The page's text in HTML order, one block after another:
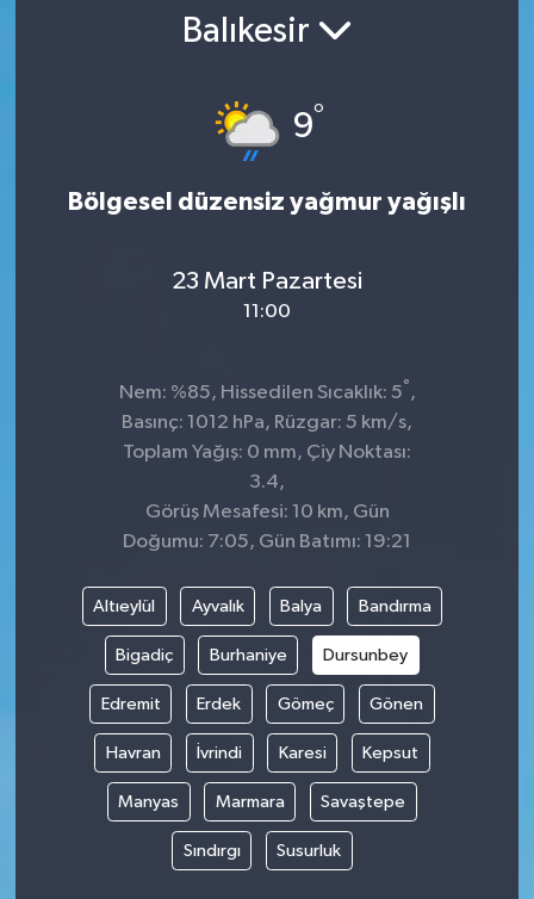
Balıkesir
9°
Bölgesel düzensiz yağmur yağışlı
23 Mart Pazartesi
11:00
Nem: %85, Hissedilen Sıcaklık: 5° ,
Basınç: 1012 hPa, Rüzgar: 5 km/s,
Toplam Yağış: 0 mm, Çiy Noktası:
3.4,
Görüş Mesafesi: 10 km, Gün
Doğumu: 7:05, Gün Batımı: 19:21
Altıeylül Ayvalık Balya Bandırma
Bigadiç Burhaniye Dursunbey
Edremit Erdek Gömeç Gönen
Havran İvrindi Karesi Kepsut
Manyas Marmara Savaştepe
Sındırgı Susurluk